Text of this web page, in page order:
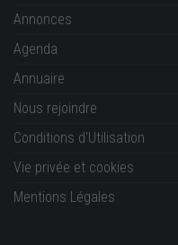
Annonces
Agenda
Annuaire
Nous rejoindre
Conditions d'Utilisation
Vie privée et cookies
Mentions Légales